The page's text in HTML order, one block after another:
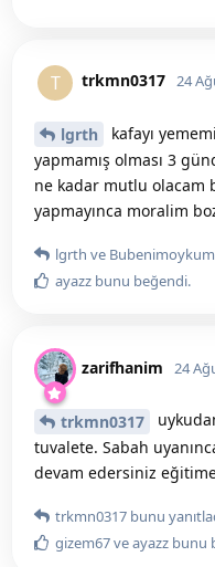
T trkmn0317 24
lgrth
kafayı
yapmamış olması 3
ne kadar mutlu olacam
yapmayınca moralim
lgrth ve
ayazz bunu beğendi.
zarifhanim 24
trkmn0317
tuvalete. Sabah
devam edersiniz
trkmn0317 bunu
gizem67veayazz bunu